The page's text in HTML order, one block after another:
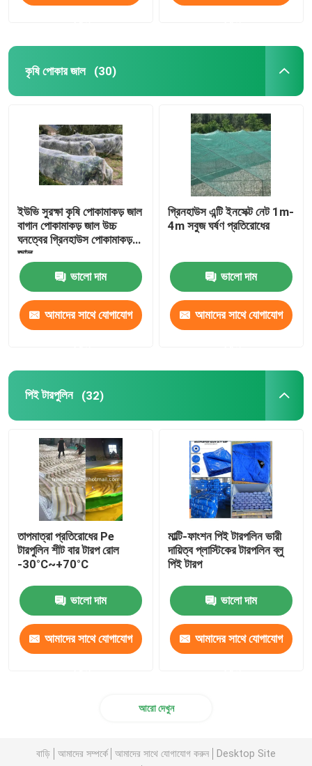
কৃষি পোকার জাল (30)
ইউভি সুরক্ষা কৃষি পোকামাকড় জাল
বাগান পোকামাকড় জাল উচ্চ
ঘনত্বের গ্রিনহাউস পোকামাকড়
জাল
ভালো দাম
আমাদের সাথে যোগাযোগ
গ্রিনহাউস এন্টি ইনসেক্ট নেট 1m-
4m সবুজ ঘর্ষণ প্রতিরোধের
ভালো দাম
আমাদের সাথে যোগাযোগ
পিই টারপুলিন (32)
তাপমাত্রা প্রতিরোধের Pe
টারপুলিন শীট বার টারপ রোল
-30°C~+70°C
ভালো দাম
আমাদের সাথে যোগাযোগ
মাল্টি-ফাংশন পিই টারপলিন ভারী
দায়িত্ব প্লাস্টিকের টারপলিন ব্লু
পিই টারপ
ভালো দাম
আমাদের সাথে যোগাযোগ
আরো দেখুন
বাড়ি আমাদের সম্পর্কে আমাদের সাথে যোগাযোগ করুন
Desktop Site